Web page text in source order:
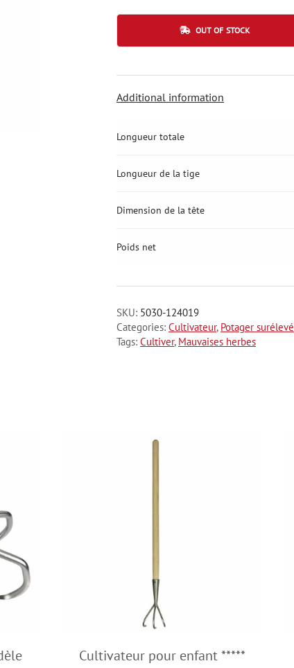
OUT OF STOCK
Additional information
Longueur totale
Longueur de la tige
Dimension de la tête
Poids net
SKU: 5030-124019
Categories: Cultivateur, Potager surélevé
Tags: Cultiver, Mauvaises herbes
Cultivateur pour enfant *****